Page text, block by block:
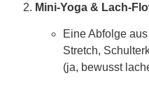
Mini-Yoga & Lach-
Eine Abfolge
Stretch,
(ja, bewusst